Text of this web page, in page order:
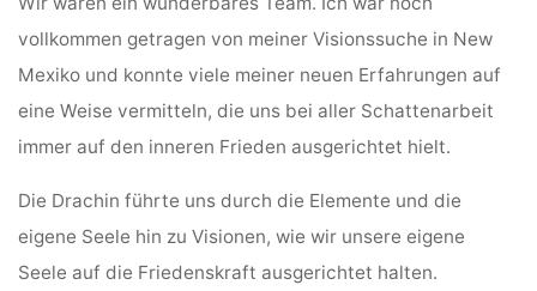
vollkommen getragen von meiner Visionssuche in New
Mexiko und konnte viele meiner neuen Erfahrungen auf
eine Weise vermitteln, die uns bei aller Schattenarbeit
immer auf den inneren Frieden ausgerichtet hielt.
Die Drachin führte uns durch die Elemente und die
eigene Seele hin zu Visionen, wie wir unsere eigene
Seele auf die Friedenskraft ausgerichtet halten.